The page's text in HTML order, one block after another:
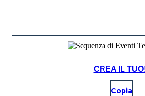
CREA IL TUO!
Copia